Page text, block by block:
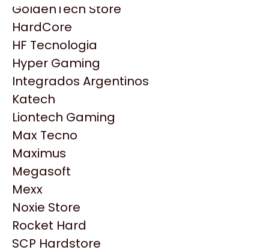
HP
HyperX
INNO3D
Intel
Kingston
Lenovo
Logitech
MSI
NVIDIA GeForce
NZXT
PNY
Palit
Philips
GoldenTech Store
HardCore
HF Tecnologia
Hyper Gaming
Integrados Argentinos
Katech
Liontech Gaming
Max Tecno
Maximus
Megasoft
Mexx
Noxie Store
Rocket Hard
SCP Hardstore
Productos